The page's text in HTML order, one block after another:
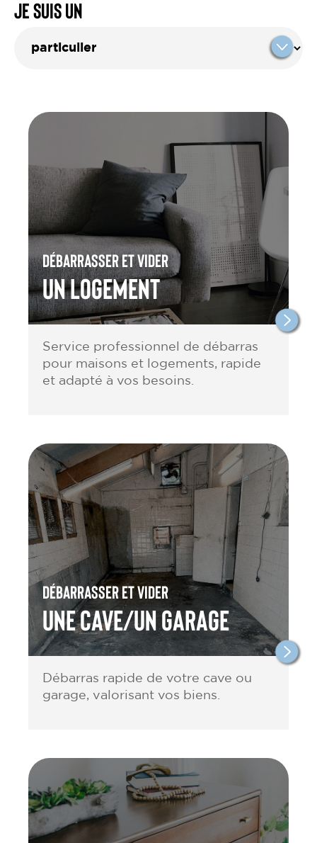
Je suis un
Débarrasser et vider
un Logement
Service professionnel de débarras
pour maisons et logements, rapide
et adapté à vos besoins.
Débarrasser et vider
une cave/un garage
Débarras rapide de votre cave ou
garage, valorisant vos biens.